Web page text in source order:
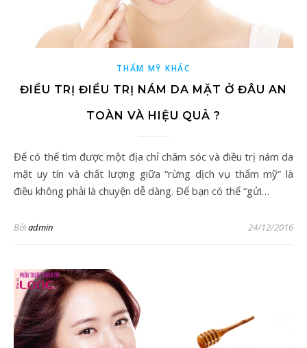
THẨM MỸ KHÁC
ĐIỀU TRỊ ĐIỀU TRỊ NÁM DA MẶT Ở ĐÂU AN
TOÀN VÀ HIỆU QUẢ ?
Để có thể tìm được một địa chỉ chăm sóc và điều trị nám da
mặt uy tín và chất lượng giữa “rừng dịch vụ thẩm mỹ” là
điều không phải là chuyện dễ dàng. Để bạn có thể “gửi…
Bởiadmin 24/12/2016